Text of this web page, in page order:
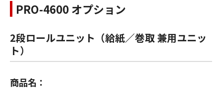
PRO-4600 オプション
2段ロールユニット（給紙／巻取 兼用ユニッ
ト）
商品名：